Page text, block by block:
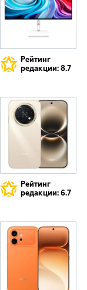
Рейтинг
редакции: 8.7
Рейтинг
редакции: 6.7